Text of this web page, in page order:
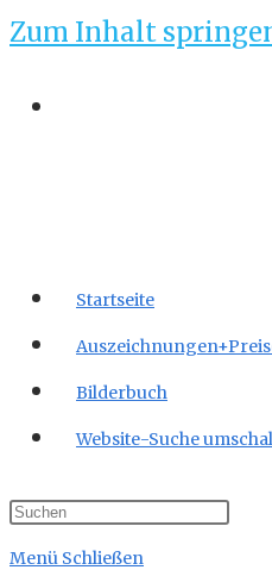
Zum Inhalt
Startseite
Bilderbuch
Website-Suche
Menü Schließen